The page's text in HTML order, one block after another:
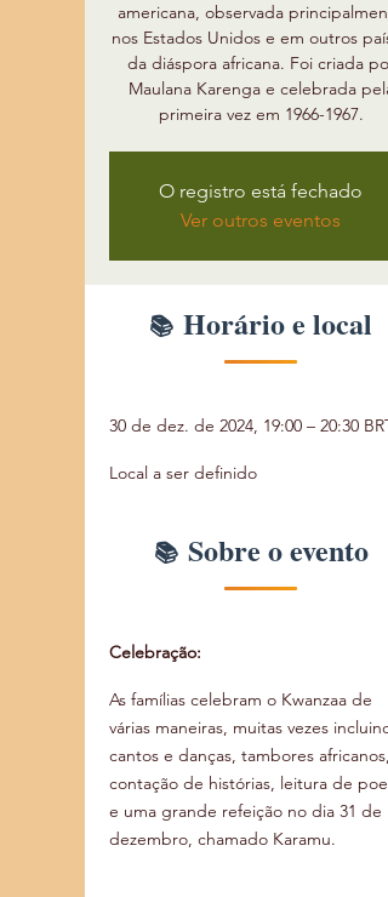
americana, observada
nos Estados Unidos e em outros
da diáspora africana. Foi criada por
Maulana Karenga e celebrada pela
primeira vez em 1966-1967.
O registro está fechado
Ver outros eventos
Horário e local
30 de dez. de 2024, 19:00 – 20:30 BRT
Local a ser definido
Sobre o evento
Celebração:
As famílias celebram o Kwanzaa de
várias maneiras, muitas vezes
cantos e danças, tambores africanos,
contação de histórias, leitura de
e uma grande refeição no dia 31 de
dezembro, chamado Karamu.